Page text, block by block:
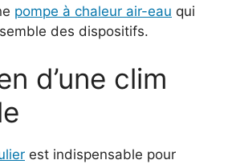
pompe à chaleur air-eau qui
des dispositifs.
d’une clim
est indispensable pour